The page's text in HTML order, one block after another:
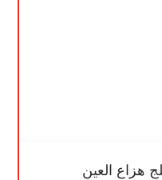
هزاع العين